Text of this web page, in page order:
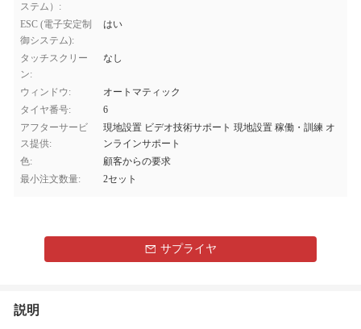
ステム）:
ESC (電子安定制
御システム):
はい
タッチスクリー
ン:
なし
ウィンドウ:
オートマティック
タイヤ番号:
6
アフターサービ
ス提供:
現地設置 ビデオ技術サポート 現地設置 稼働・訓練 オ
ンラインサポート
色:
顧客からの要求
最小注文数量:
2セット
サプライヤ
説明